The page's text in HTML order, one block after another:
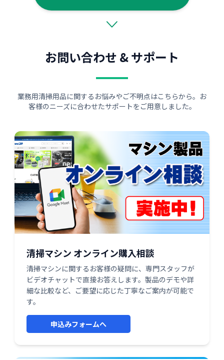
お問い合わせ & サポート
業務用清掃用品に関するお悩みやご不明点はこちらから。お
客様のニーズに合わせたサポートをご用意しました。
清掃マシン オンライン購入相談
清掃マシンに関するお客様の疑問に、専門スタッフが
ビデオチャットで直接お答えします。製品のデモや詳
細な比較など、ご要望に応じた丁寧なご案内が可能で
す。
申込みフォームへ